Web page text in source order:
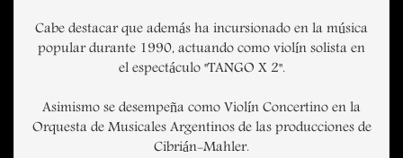
Cabe destacar que además ha incursionado en la música
popular durante 1990, actuando como violín solista en
el espectáculo "TANGO X 2".
Asimismo se desempeña como Violín Concertino en la
Orquesta de Musicales Argentinos de las producciones de
Cibrián-Mahler.